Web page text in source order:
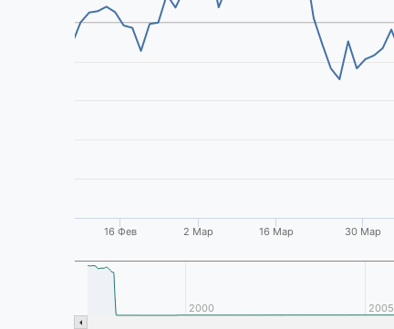
16 Фев 2 Мар 16 Мар 30 Мар
2000 2005